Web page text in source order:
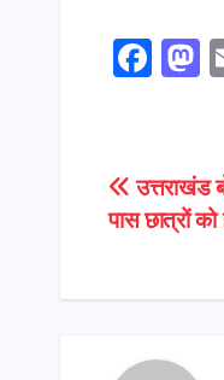
F
e
b
o
t
Post
उत्तराखंड
पास छात्रों